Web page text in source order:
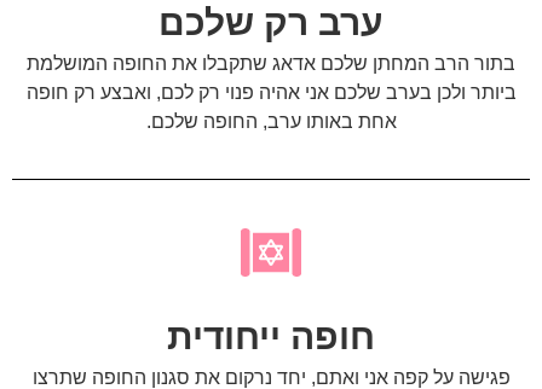
ערב רק שלכם
בתור הרב המחתן שלכם אדאג שתקבלו את החופה המושלמת
ביותר ולכן בערב שלכם אני אהיה פנוי רק לכם, ואבצע רק חופה
אחת באותו ערב, החופה שלכם.
חופה ייחודית
פגישה על קפה אני ואתם, יחד נרקום את סגנון החופה שתרצו